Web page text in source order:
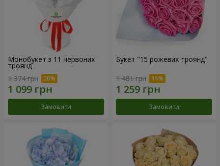
Монобукет з 11 червоних
троянд
1 374 грн
Замовити
Букет "15 рожевих троянд"
1 481 грн
Замовити